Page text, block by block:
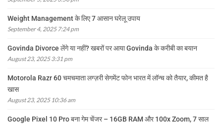
Weight Management के लिए 7 आसान घरेलू उपाय
September 4, 2025 7:24 pm
Govinda Divorce लेंगे या नहीं? खबरों पर आया Govinda के करीबी का बयान
August 23, 2025 3:31 pm
Motorola Razr 60 चमचमाता लग्ज़री सेगमेंट फोन भारत में लॉन्च को तैयार, कीमत है
खास
August 23, 2025 10:36 am
Google Pixel 10 Pro बना गेम चेंजर – 16GB RAM और 100x Zoom, 7 साल